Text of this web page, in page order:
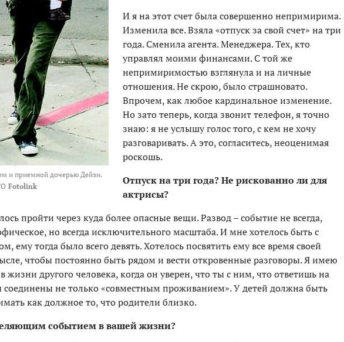
и приемной дочерью Дейзи.
Fotolink
И я на этот счет была совершенно непримирима.
Изменила все. Взяла «отпуск за свой счет» на три
года. Сменила агента. Менеджера. Тех, кто
управлял моими финансами. С той же
непримиримостью взглянула и на личные
отношения. Не скрою, было страшновато.
Впрочем, как любое кардинальное изменение.
Но зато теперь, когда звонит телефон, я точно
знаю: я не услышу голос того, с кем не хочу
разговаривать. А это, согласитесь, неоценимая
роскошь.
Отпуск на три года? Не рискованно ли для
актрисы?
пройти через куда более опасные вещи. Развод – событие не всегда,
но всегда исключительного масштаба. И мне хотелось быть с
тогда было всего девять. Хотелось посвятить ему все время своей
чтобы постоянно быть рядом и вести откровенные разговоры. Я имею
жизни другого человека, когда он уверен, что ты с ним, что ответишь на
соединены не только «совместным проживанием». У детей должна быть
как должное то, что родители близко.
событием в вашей жизни?